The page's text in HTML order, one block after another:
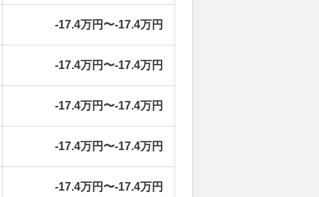
-17.4万円〜-17.4万円
-17.4万円〜-17.4万円
-17.4万円〜-17.4万円
-17.4万円〜-17.4万円
-17.4万円〜-17.4万円